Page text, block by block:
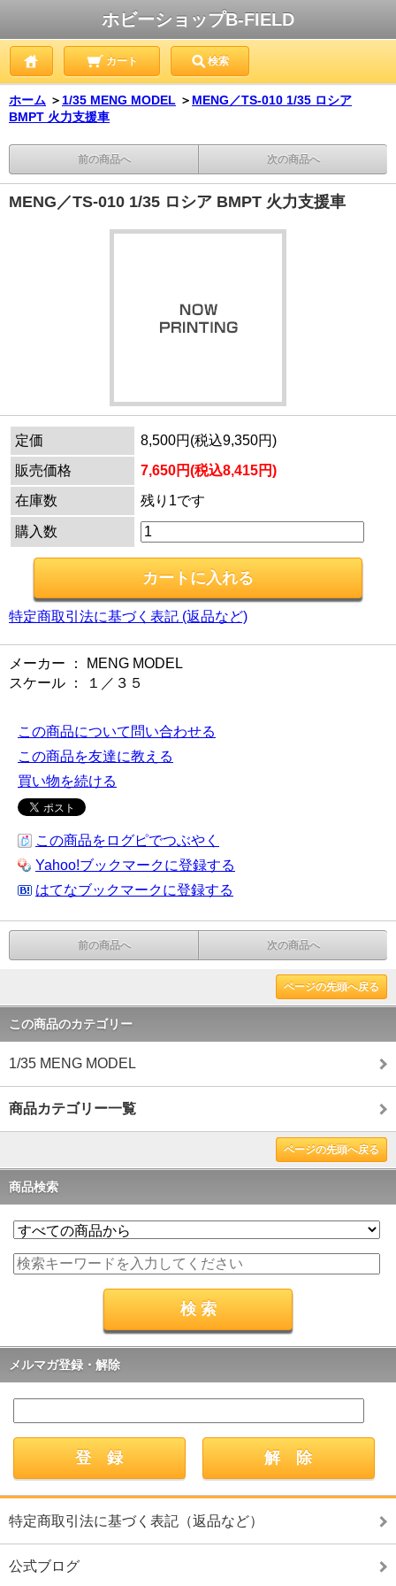
ホビーショップB-FIELD
カート 検索
ホーム ＞ 1/35 MENG MODEL ＞ MENG／TS-010 1/35 ロシア
BMPT 火力支援車
前の商品へ 次の商品へ
MENG／TS-010 1/35 ロシア BMPT 火力支援車
定価
8,500円(税込9,350円)
販売価格
7,650円(税込8,415円)
在庫数
残り1です
購入数
特定商取引法に基づく表記 (返品など)
メーカー ： MENG MODEL
スケール ： １／３５
この商品について問い合わせる
この商品を友達に教える
買い物を続ける
この商品をログピでつぶやく
Yahoo!ブックマークに登録する
はてなブックマークに登録する
前の商品へ 次の商品へ
ページの先頭へ戻る
この商品のカテゴリー
1/35 MENG MODEL
商品カテゴリー一覧
ページの先頭へ戻る
商品検索
メルマガ登録・解除
特定商取引法に基づく表記（返品など）
公式ブログ